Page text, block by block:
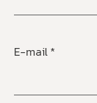
E-mail *